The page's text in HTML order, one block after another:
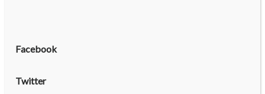
Facebook
Twitter